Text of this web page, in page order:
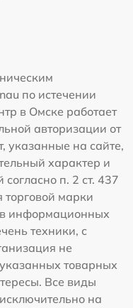
по истечении
в Омске работает
авторизации от
указанные на сайте,
характер и
п. 2 ст. 437
марки
в информационных
техники, с
не
товарных
Все виды
на